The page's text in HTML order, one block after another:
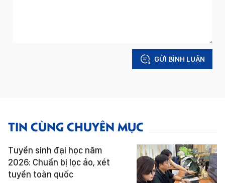
GỬI BÌNH LUẬN
TIN CÙNG CHUYÊN MỤC
Tuyển sinh đại học năm
2026: Chuẩn bị lọc ảo, xét
tuyển toàn quốc